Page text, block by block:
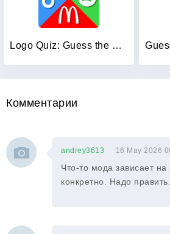
Logo Quiz: Guess the Brand!
Комментарии
andrey3613 16 May 2026
Что-то мода зависает на
конкретно. Надо править.